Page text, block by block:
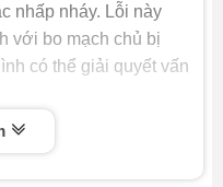
nhấp nháy. Lỗi này
với bo mạch chủ bị
có thể giải quyết vấn
quy trình kỹ thuật